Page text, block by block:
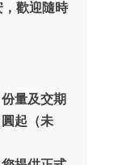
歡迎隨時
量及交期
起（未